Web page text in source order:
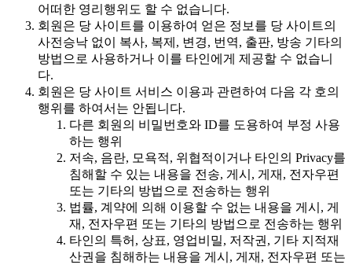
어떠한 영리행위도 할 수 없습니다.
회원은 당 사이트를 이용하여 얻은 정보를 당 사이트의
사전승낙 없이 복사, 복제, 변경, 번역, 출판, 방송 기타의
방법으로 사용하거나 이를 타인에게 제공할 수 없습니
다.
회원은 당 사이트 서비스 이용과 관련하여 다음 각 호의
행위를 하여서는 안됩니다.
다른 회원의 비밀번호와 ID를 도용하여 부정 사용
하는 행위
저속, 음란, 모욕적, 위협적이거나 타인의 Privacy를
침해할 수 있는 내용을 전송, 게시, 게재, 전자우편
또는 기타의 방법으로 전송하는 행위
법률, 계약에 의해 이용할 수 없는 내용을 게시, 게
재, 전자우편 또는 기타의 방법으로 전송하는 행위
타인의 특허, 상표, 영업비밀, 저작권, 기타 지적재
산권을 침해하는 내용을 게시, 게재, 전자우편 또는